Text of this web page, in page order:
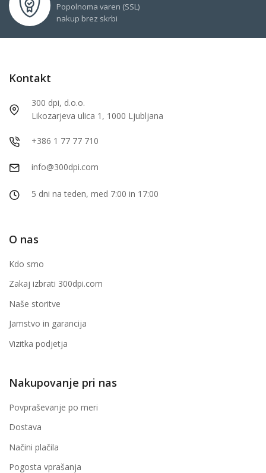
Popolnoma varen (SSL)
nakup brez skrbi
Kontakt
300 dpi, d.o.o.
Likozarjeva ulica 1, 1000 Ljubljana
+386 1 77 77 710
info@300dpi.com
5 dni na teden, med 7:00 in 17:00
O nas
Kdo smo
Zakaj izbrati 300dpi.com
Naše storitve
Jamstvo in garancija
Vizitka podjetja
Nakupovanje pri nas
Povpraševanje po meri
Dostava
Načini plačila
Pogosta vprašanja